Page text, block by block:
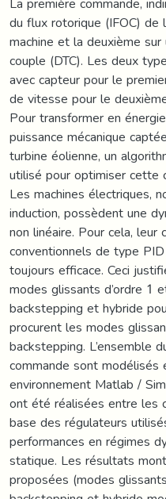
du flux rotorique (IFOC) de
machine et la deuxième
couple (DTC). Les deux
avec capteur pour le
de vitesse pour le
Pour transformer en
puissance mécanique
turbine éolienne, un
utilisé pour optimiser cette
Les machines électriques,
induction, possèdent une
non linéaire. Pour cela,
conventionnels de type PID
toujours efficace. Ceci
modes glissants d’ordre 1
backstepping et hybride
procurent les modes
backstepping. L’ensemble
commande sont modélisés
environnement Matlab /
ont été réalisées entre les
base des régulateurs
performances en régimes
statique. Les résultats
proposées (modes